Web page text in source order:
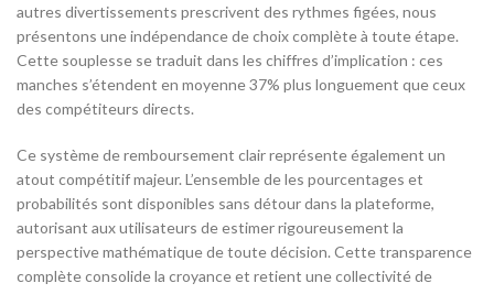
autres divertissements prescrivent des rythmes figées, nous
présentons une indépendance de choix complète à toute étape.
Cette souplesse se traduit dans les chiffres d’implication : ces
manches s’étendent en moyenne 37% plus longuement que ceux
des compétiteurs directs.
Ce système de remboursement clair représente également un
atout compétitif majeur. L’ensemble de les pourcentages et
probabilités sont disponibles sans détour dans la plateforme,
autorisant aux utilisateurs de estimer rigoureusement la
perspective mathématique de toute décision. Cette transparence
complète consolide la croyance et retient une collectivité de